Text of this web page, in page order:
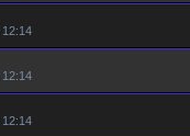
12:14
12:14
12:14